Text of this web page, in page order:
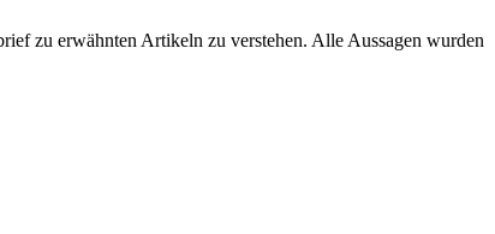
zu erwähnten Artikeln zu verstehen. Alle Aussagen wurden